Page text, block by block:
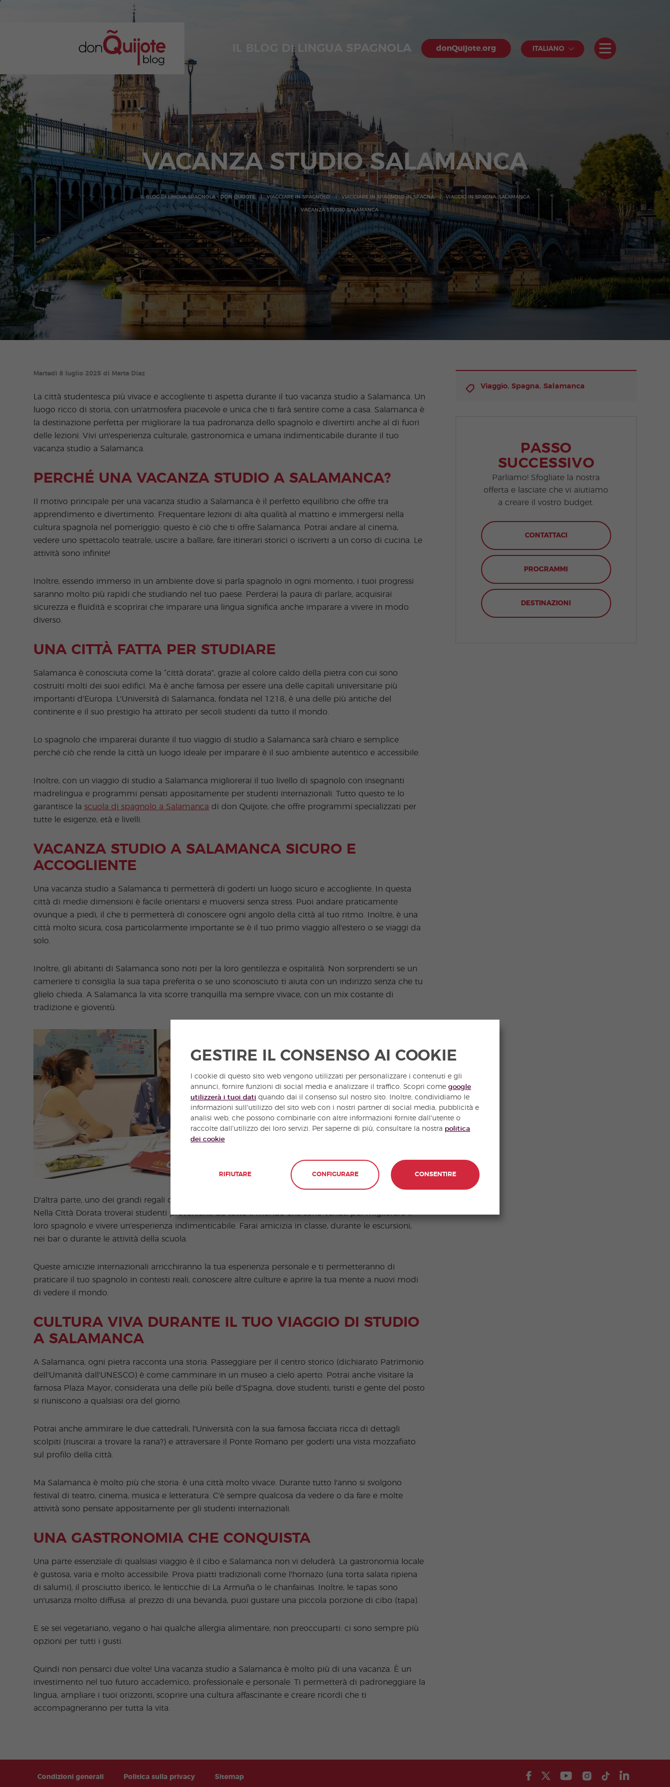
IL BLOG DI LINGUA SPAGNOLA donQuijote.org ITALIANO
VACANZA STUDIO SALAMANCA
IL BLOG DI LINGUA SPAGNOLA - DON QUIJOTE VIAGGIARE IN SPAGNOLO VIAGGIARE IN SPAGNOLO IN SPAGNA VIAGGIO IN SPAGNA: SALAMANCA
VACANZA STUDIO SALAMANCA
Martedì 8 luglio 2025 di Marta Díaz
La città studentesca più vivace e accogliente ti aspetta durante il tuo vacanza studio a Salamanca. Un
luogo ricco di storia, con un'atmosfera piacevole e unica che ti farà sentire come a casa. Salamanca è
la destinazione perfetta per migliorare la tua padronanza dello spagnolo e divertirti anche al di fuori
delle lezioni. Vivi un'esperienza culturale, gastronomica e umana indimenticabile durante il tuo
vacanza studio a Salamanca.
PERCHÉ UNA VACANZA STUDIO A SALAMANCA?
Il motivo principale per una vacanza studio a Salamanca è il perfetto equilibrio che offre tra
apprendimento e divertimento. Frequentare lezioni di alta qualità al mattino e immergersi nella
cultura spagnola nel pomeriggio: questo è ciò che ti offre Salamanca. Potrai andare al cinema,
vedere uno spettacolo teatrale, uscire a ballare, fare itinerari storici o iscriverti a un corso di cucina. Le
attività sono infinite!
Inoltre, essendo immerso in un ambiente dove si parla spagnolo in ogni momento, i tuoi progressi
saranno molto più rapidi che studiando nel tuo paese. Perderai la paura di parlare, acquisirai
sicurezza e fluidità e scoprirai che imparare una lingua significa anche imparare a vivere in modo
diverso.
UNA CITTÀ FATTA PER STUDIARE
Salamanca è conosciuta come la “città dorata”, grazie al colore caldo della pietra con cui sono
costruiti molti dei suoi edifici. Ma è anche famosa per essere una delle capitali universitarie più
importanti d'Europa. L'Università di Salamanca, fondata nel 1218, è una delle più antiche del
continente e il suo prestigio ha attirato per secoli studenti da tutto il mondo.
Lo spagnolo che imparerai durante il tuo viaggio di studio a Salamanca sarà chiaro e semplice
perché ciò che rende la città un luogo ideale per imparare è il suo ambiente autentico e accessibile.
Inoltre, con un viaggio di studio a Salamanca migliorerai il tuo livello di spagnolo con insegnanti
madrelingua e programmi pensati appositamente per studenti internazionali. Tutto questo te lo
garantisce lascuola di spagnolo a Salamanca di don Quijote, che offre programmi specializzati per
tutte le esigenze, età e livelli.
VACANZA STUDIO A SALAMANCA SICURO E
ACCOGLIENTE
Una vacanza studio a Salamanca ti permetterà di goderti un luogo sicuro e accogliente. In questa
città di medie dimensioni è facile orientarsi e muoversi senza stress. Puoi andare praticamente
ovunque a piedi, il che ti permetterà di conoscere ogni angolo della città al tuo ritmo. Inoltre, è una
città molto sicura, cosa particolarmente importante se è il tuo primo viaggio all'estero o se viaggi da
solo.
Inoltre, gli abitanti di Salamanca sono noti per la loro gentilezza e ospitalità. Non sorprenderti se un
cameriere ti consiglia la sua tapa preferita o se uno sconosciuto ti aiuta con un indirizzo senza che tu
glielo chieda. A Salamanca la vita scorre tranquilla ma sempre vivace, con un mix costante di
tradizione e gioventù.
D'altra parte, uno dei grandi regali di una vacanza studio a Salamanca è la gente che si incontra.
Nella Città Dorata troverai studenti provenienti da tutto il mondo che sono venuti per migliorare il
loro spagnolo e vivere un'esperienza indimenticabile. Farai amicizia in classe, durante le escursioni,
nei bar o durante le attività della scuola.
Queste amicizie internazionali arricchiranno la tua esperienza personale e ti permetteranno di
praticare il tuo spagnolo in contesti reali, conoscere altre culture e aprire la tua mente a nuovi modi
di vedere il mondo.
CULTURA VIVA DURANTE IL TUO VIAGGIO DI STUDIO
A SALAMANCA
A Salamanca, ogni pietra racconta una storia. Passeggiare per il centro storico (dichiarato Patrimonio
dell'Umanità dall'UNESCO) è come camminare in un museo a cielo aperto. Potrai anche visitare la
famosa Plaza Mayor, considerata una delle più belle d'Spagna, dove studenti, turisti e gente del posto
si riuniscono a qualsiasi ora del giorno.
Potrai anche ammirare le due cattedrali, l'Università con la sua famosa facciata ricca di dettagli
scolpiti (riuscirai a trovare la rana?) e attraversare il Ponte Romano per goderti una vista mozzafiato
sul profilo della città.
Ma Salamanca è molto più che storia: è una città molto vivace. Durante tutto l'anno si svolgono
festival di teatro, cinema, musica e letteratura. C'è sempre qualcosa da vedere o da fare e molte
attività sono pensate appositamente per gli studenti internazionali.
UNA GASTRONOMIA CHE CONQUISTA
Una parte essenziale di qualsiasi viaggio è il cibo e Salamanca non vi deluderà. La gastronomia locale
è gustosa, varia e molto accessibile. Prova piatti tradizionali come l'hornazo (una torta salata ripiena
di salumi), il prosciutto iberico, le lenticchie di La Armuña o le chanfainas. Inoltre, le tapas sono
un'usanza molto diffusa: al prezzo di una bevanda, puoi gustare una piccola porzione di cibo (tapa).
E se sei vegetariano, vegano o hai qualche allergia alimentare, non preoccuparti: ci sono sempre più
opzioni per tutti i gusti.
Quindi non pensarci due volte! Una vacanza studio a Salamanca è molto più di una vacanza. È un
investimento nel tuo futuro accademico, professionale e personale. Ti permetterà di padroneggiare la
lingua, ampliare i tuoi orizzonti, scoprire una cultura affascinante e creare ricordi che ti
accompagneranno per tutta la vita.
Viaggio, Spagna, Salamanca
PASSO
SUCCESSIVO
Parliamo! Sfogliate la nostra
offerta e lasciate che vi aiutiamo
a creare il vostro budget.
CONTATTACI
PROGRAMMI
DESTINAZIONI
Condizioni generali Politica sulla privacy Sitemap
GESTIRE IL CONSENSO AI COOKIE
I cookie di questo sito web vengono utilizzati per personalizzare i contenuti e gli
annunci, fornire funzioni di social media e analizzare il traffico. Scopri come google
utilizzerà i tuoi dati quando dai il consenso sul nostro sito. Inoltre, condividiamo le
informazioni sull'utilizzo del sito web con i nostri partner di social media, pubblicità e
analisi web, che possono combinarle con altre informazioni fornite dall'utente o
raccolte dall'utilizzo dei loro servizi. Per saperne di più, consultare la nostra politica
dei cookie
RIFIUTARE CONFIGURARE CONSENTIRE